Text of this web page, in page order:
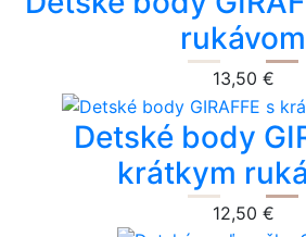
rukávom
13,50 €
Detské body
krátkym
12,50 €